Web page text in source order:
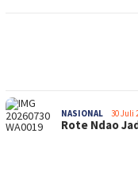
NASIONAL 30 Juli
Rote Ndao